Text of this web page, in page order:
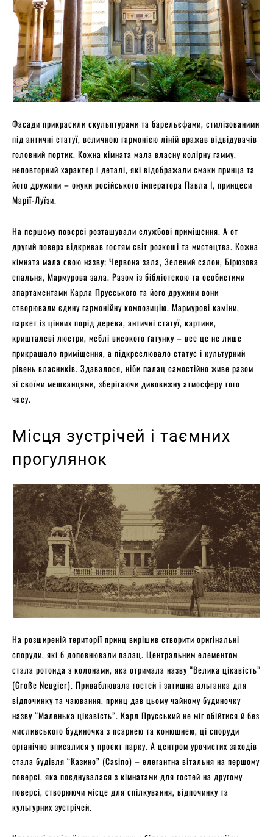
Фасади прикрасили скульптурами та барельєфами, стилізованими
під античні статуї, величною гармонією ліній вражав відвідувачів
головний портик. Кожна кімната мала власну колірну гамму,
неповторний характер і деталі, які відображали смаки принца та
його дружини – онуки російського імператора Павла I, принцеси
Марії-Луїзи.
На першому поверсі розташували службові приміщення. А от
другий поверх відкривав гостям світ розкоші та мистецтва. Кожна
кімната мала свою назву: Червона зала, Зелений салон, Бірюзова
спальня, Мармурова зала. Разом із бібліотекою та особистими
апартаментами Карла Прусського та його дружини вони
створювали єдину гармонійну композицію. Мармурові каміни,
паркет із цінних порід дерева, античні статуї, картини,
кришталеві люстри, меблі високого ґатунку – все це не лише
прикрашало приміщення, а підкреслювало статус і культурний
рівень власників. Здавалося, ніби палац самостійно живе разом
зі своїми мешканцями, зберігаючи дивовижну атмосферу того
часу.
Місця зустрічей і таємних
прогулянок
На розширеній території принц вирішив створити оригінальні
споруди, які б доповнювали палац. Центральним елементом
стала ротонда з колонами, яка отримала назву “Велика цікавість”
(Große Neugier). Приваблювала гостей і затишна альтанка для
відпочинку та чаювання, принц дав цьому чайному будиночку
назву “Маленька цікавість”. Карл Прусський не міг обійтися й без
мисливського будиночка з псарнею та конюшнею, ці споруди
органічно вписалися у проєкт парку. А центром урочистих заходів
стала будівля “Казино” (Casino) – елегантна вітальня на першому
поверсі, яка поєднувалася з кімнатами для гостей на другому
поверсі, створюючи місце для спілкування, відпочинку та
культурних зустрічей.